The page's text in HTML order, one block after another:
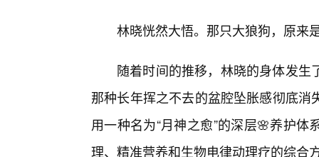
林晓恍然大悟。那只大狼狗，原来
随着时间的推移，林晓的身体发
那种长年挥之不去的盆腔坠胀感彻底
用一种名为“月神之愈”的深层🌸养护
理、精准营养和生物电律动理疗的综合